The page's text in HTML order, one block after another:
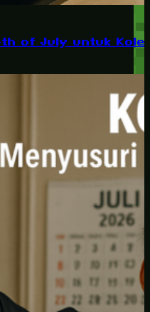
of July untuk